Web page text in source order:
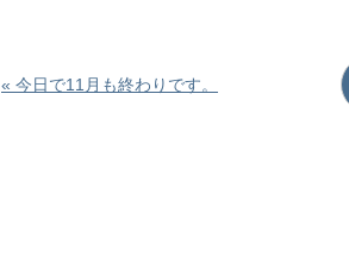
« 今日で11月も終わりです。